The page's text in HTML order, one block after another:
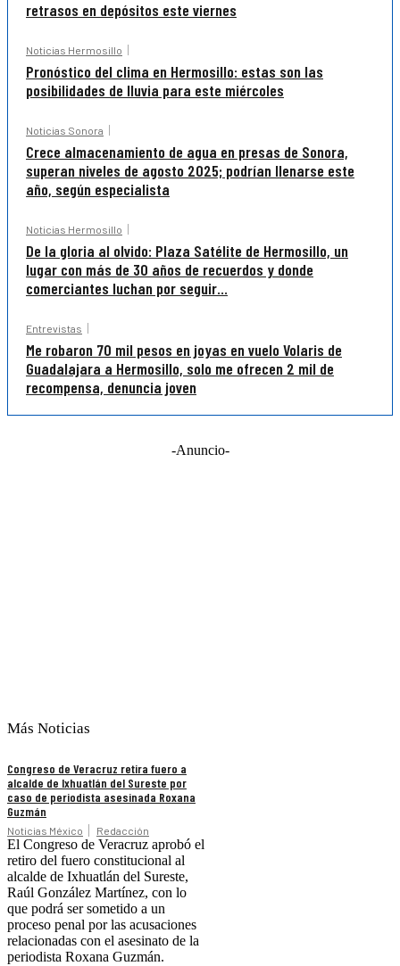
retrasos en depósitos este viernes
Noticias Hermosillo
Pronóstico del clima en Hermosillo: estas son las
posibilidades de lluvia para este miércoles
Noticias Sonora
Crece almacenamiento de agua en presas de Sonora,
superan niveles de agosto 2025; podrían llenarse este
año, según especialista
Noticias Hermosillo
De la gloria al olvido: Plaza Satélite de Hermosillo, un
lugar con más de 30 años de recuerdos y donde
comerciantes luchan por seguir...
Entrevistas
Me robaron 70 mil pesos en joyas en vuelo Volaris de
Guadalajara a Hermosillo, solo me ofrecen 2 mil de
recompensa, denuncia joven
-Anuncio-
Más Noticias
Congreso de Veracruz retira fuero a
alcalde de Ixhuatlán del Sureste por
caso de periodista asesinada Roxana
Guzmán
Noticias México Redacción
El Congreso de Veracruz aprobó el
retiro del fuero constitucional al
alcalde de Ixhuatlán del Sureste,
Raúl González Martínez, con lo
que podrá ser sometido a un
proceso penal por las acusaciones
relacionadas con el asesinato de la
periodista Roxana Guzmán.